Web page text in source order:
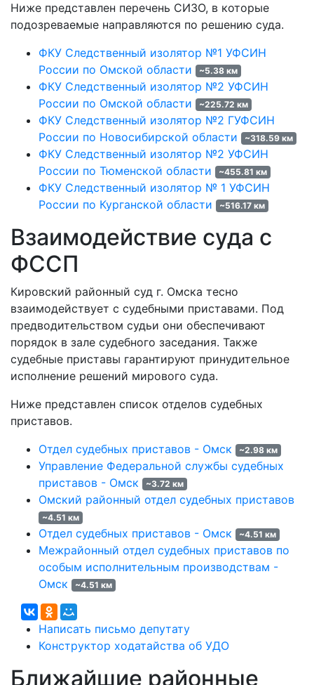
Ниже представлен перечень СИЗО, в которые
подозреваемые направляются по решению суда.
ФКУ Следственный изолятор №1 УФСИН
России по Омской области
~5.38 км
ФКУ Следственный изолятор №2 УФСИН
России по Омской области
~225.72 км
ФКУ Следственный изолятор №2 ГУФСИН
России по Новосибирской области
~318.59 км
ФКУ Следственный изолятор №2 УФСИН
России по Тюменской области
~455.81 км
ФКУ Следственный изолятор № 1 УФСИН
России по Курганской области
~516.17 км
Взаимодействие суда с
ФССП
Кировский районный суд г. Омска тесно
взаимодействует с судебными приставами. Под
предводительством судьи они обеспечивают
порядок в зале судебного заседания. Также
судебные приставы гарантируют принудительное
исполнение решений мирового суда.
Ниже представлен список отделов судебных
приставов.
Отдел судебных приставов - Омск
~2.98 км
Управление Федеральной службы судебных
приставов - Омск
~3.72 км
Омский районный отдел судебных приставов
~4.51 км
Отдел судебных приставов - Омск ~4.51 км
Межрайонный отдел судебных приставов по
особым исполнительным производствам -
Омск
~4.51 км
Написать письмо депутату
Конструктор ходатайства об УДО
Ближайшие районные